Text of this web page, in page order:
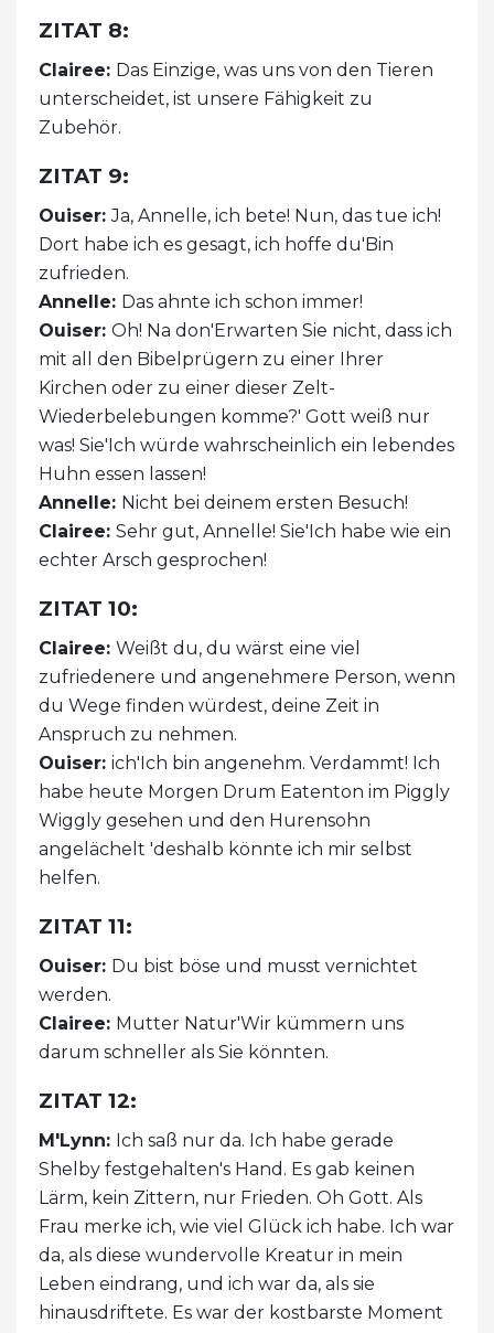
ZITAT 8:
Clairee: Das Einzige, was uns von den Tieren
unterscheidet, ist unsere Fähigkeit zu
Zubehör.
ZITAT 9:
Ouiser:Ja, Annelle, ich bete! Nun, das tue ich!
Dort habe ich es gesagt, ich hoffe du'Bin
zufrieden.
Annelle: Das ahnte ich schon immer!
Ouiser: Oh! Na don'Erwarten Sie nicht, dass ich
mit all den Bibelprügern zu einer Ihrer
Kirchen oder zu einer dieser Zelt-
Wiederbelebungen komme?' Gott weiß nur
was! Sie'Ich würde wahrscheinlich ein lebendes
Huhn essen lassen!
Annelle: Nicht bei deinem ersten Besuch!
Clairee: Sehr gut, Annelle! Sie'Ich habe wie ein
echter Arsch gesprochen!
ZITAT 10:
Clairee: Weißt du, du wärst eine viel
zufriedenere und angenehmere Person, wenn
du Wege finden würdest, deine Zeit in
Anspruch zu nehmen.
Ouiser: ich'Ich bin angenehm. Verdammt! Ich
habe heute Morgen Drum Eatenton im Piggly
Wiggly gesehen und den Hurensohn
angelächelt 'deshalb könnte ich mir selbst
helfen.
ZITAT 11:
Ouiser: Du bist böse und musst vernichtet
werden.
Clairee: Mutter Natur'Wir kümmern uns
darum schneller als Sie könnten.
ZITAT 12:
M'Lynn: Ich saß nur da. Ich habe gerade
Shelby festgehalten's Hand. Es gab keinen
Lärm, kein Zittern, nur Frieden. Oh Gott. Als
Frau merke ich, wie viel Glück ich habe. Ich war
da, als diese wundervolle Kreatur in mein
Leben eindrang, und ich war da, als sie
hinausdriftete. Es war der kostbarste Moment